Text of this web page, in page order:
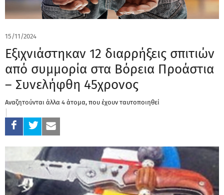
15/11/2024
Εξιχνιάστηκαν 12 διαρρήξεις σπιτιών
από συμμορία στα Βόρεια Προάστια
– Συνελήφθη 45χρονος
Αναζητούνται άλλα 4 άτομα, που έχουν ταυτοποιηθεί